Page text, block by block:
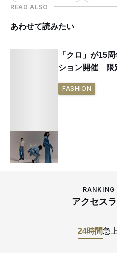
READ ALSO
あわせて読みたい
「クロ」が15
ション開催 限
FASHION
アクセス
24時間急